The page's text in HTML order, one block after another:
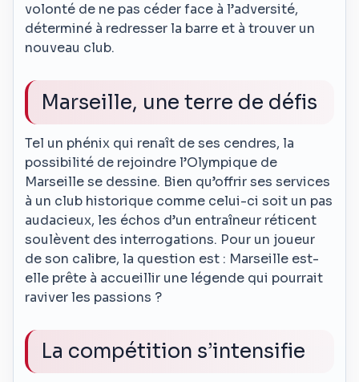
volonté de ne pas céder face à l’adversité,
déterminé à redresser la barre et à trouver un
nouveau club.
Marseille, une terre de défis
Tel un phénix qui renaît de ses cendres, la
possibilité de rejoindre l’Olympique de
Marseille se dessine. Bien qu’offrir ses services
à un club historique comme celui-ci soit un pas
audacieux, les échos d’un entraîneur réticent
soulèvent des interrogations. Pour un joueur
de son calibre, la question est : Marseille est-
elle prête à accueillir une légende qui pourrait
raviver les passions ?
La compétition s’intensifie